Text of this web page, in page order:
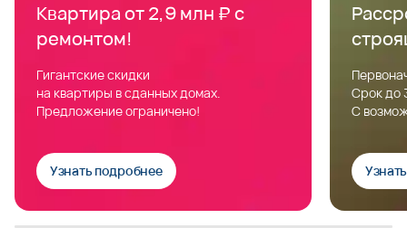
Квартира от 2,9 млн ₽ с
ремонтом!
Гигантские скидки
на квартиры в сданных домах.
Предложение ограничено!
Узнать подробнее
Срок до
С